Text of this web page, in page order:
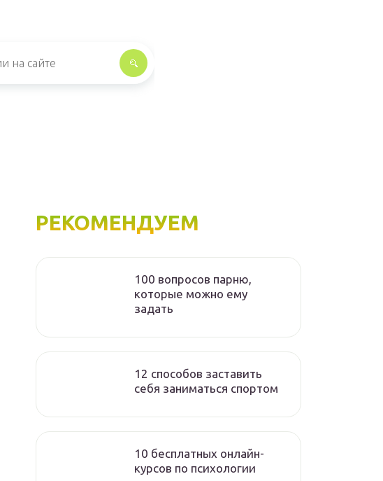
РЕКОМЕНДУЕМ
100 вопросов парню,
которые можно ему
задать
12 способов заставить
себя заниматься спортом
10 бесплатных онлайн-
курсов по психологии